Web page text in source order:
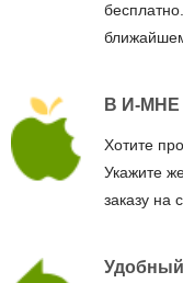
В И-МНЕ
Хотите
Укажите
заказу на